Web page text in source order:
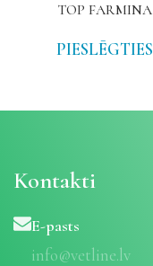
TOP FARMINA
PIESLĒGTIES
Kontakti
E-pasts
info@vetline.lv